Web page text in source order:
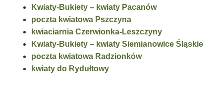
Kwiaty-Bukiety – kwiaty Pacanów
poczta kwiatowa Pszczyna
kwiaciarnia Czerwionka-Leszczyny
Kwiaty-Bukiety – kwiaty Siemianowice Śląskie
poczta kwiatowa Radzionków
kwiaty do Rydułtowy